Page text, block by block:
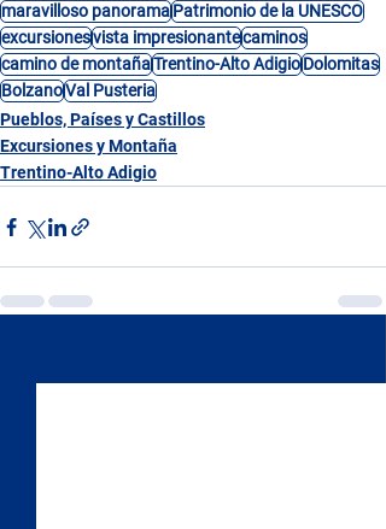
maravilloso panoramaPatrimonio de la UNESCO
excursionesvista impresionantecaminos
camino de montañaTrentino-Alto AdigioDolomitas
BolzanoVal Pusteria
Pueblos, Países y Castillos
Excursiones y Montaña
Trentino-Alto Adigio